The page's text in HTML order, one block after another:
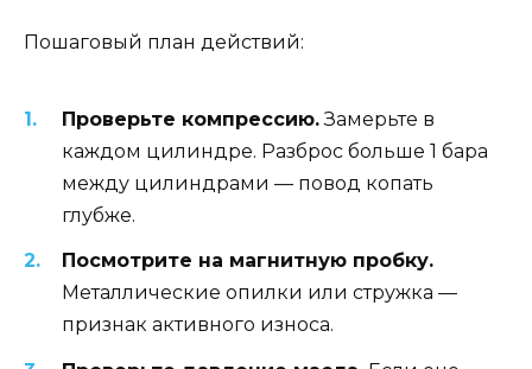
Пошаговый план действий:
Проверьте компрессию.Замерьте в
каждом цилиндре. Разброс больше 1 бара
между цилиндрами — повод копать
глубже.
Посмотрите на магнитную пробку.
Металлические опилки или стружка —
признак активного износа.